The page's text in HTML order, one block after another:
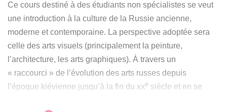
Ce cours destiné à des étudiants non spécialistes se veut
une introduction à la culture de la Russie ancienne,
moderne et contemporaine. La perspective adoptée sera
celle des arts visuels (principalement la peinture,
l’architecture, les arts graphiques). À travers un
« raccourci » de l’évolution des arts russes depuis
l’époque kiévienne jusqu’à la fin du xxe siècle et en se